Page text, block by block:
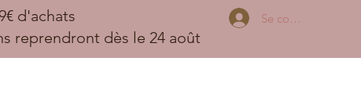
d'achats
reprendront dès le 24 août
Se connecter